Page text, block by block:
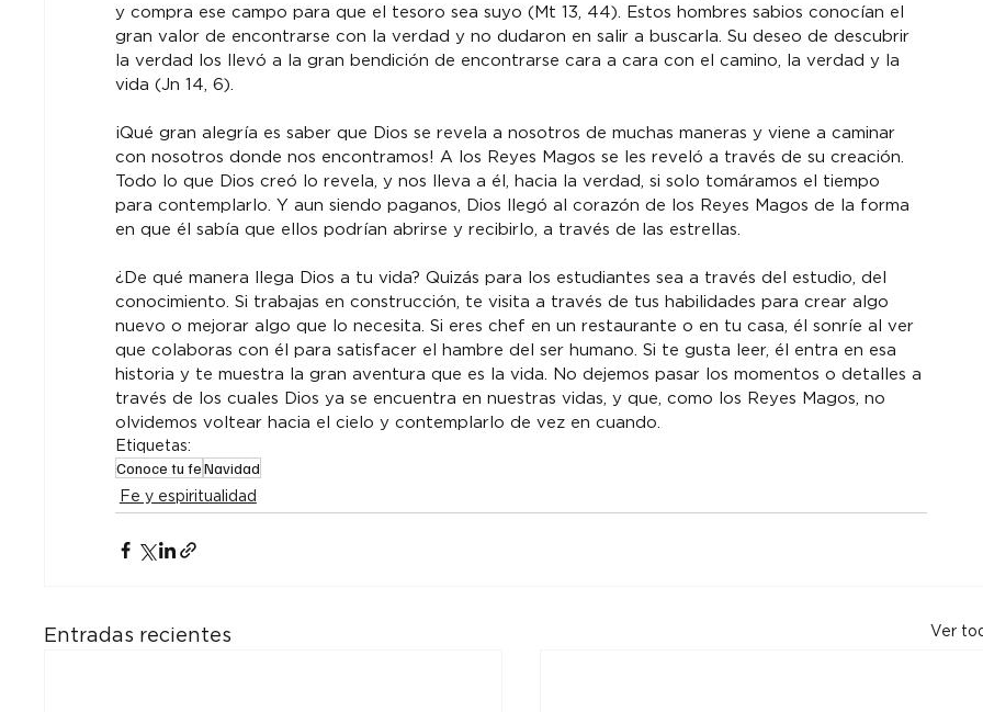
y compra ese campo para que el tesoro sea suyo (Mt 13, 44). Estos hombres sabios conocían el
gran valor de encontrarse con la verdad y no dudaron en salir a buscarla. Su deseo de descubrir
la verdad los llevó a la gran bendición de encontrarse cara a cara con el camino, la verdad y la
vida (Jn 14, 6).
¡Qué gran alegría es saber que Dios se revela a nosotros de muchas maneras y viene a caminar
con nosotros donde nos encontramos! A los Reyes Magos se les reveló a través de su creación.
Todo lo que Dios creó lo revela, y nos lleva a él, hacia la verdad, si solo tomáramos el tiempo
para contemplarlo. Y aun siendo paganos, Dios llegó al corazón de los Reyes Magos de la forma
en que él sabía que ellos podrían abrirse y recibirlo, a través de las estrellas.
¿De qué manera llega Dios a tu vida? Quizás para los estudiantes sea a través del estudio, del
conocimiento. Si trabajas en construcción, te visita a través de tus habilidades para crear algo
nuevo o mejorar algo que lo necesita. Si eres chef en un restaurante o en tu casa, él sonríe al ver
que colaboras con él para satisfacer el hambre del ser humano. Si te gusta leer, él entra en esa
historia y te muestra la gran aventura que es la vida. No dejemos pasar los momentos o detalles a
través de los cuales Dios ya se encuentra en nuestras vidas, y que, como los Reyes Magos, no
olvidemos voltear hacia el cielo y contemplarlo de vez en cuando.
Etiquetas:
Conoce tu feNavidad
Fe y espiritualidad
Entradas recientes Ver